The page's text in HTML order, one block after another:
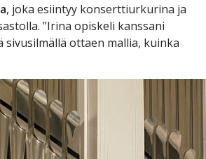
, joka esiintyy konserttiurkurina ja
”Irina opiskeli kanssani
sivusilmällä ottaen mallia, kuinka